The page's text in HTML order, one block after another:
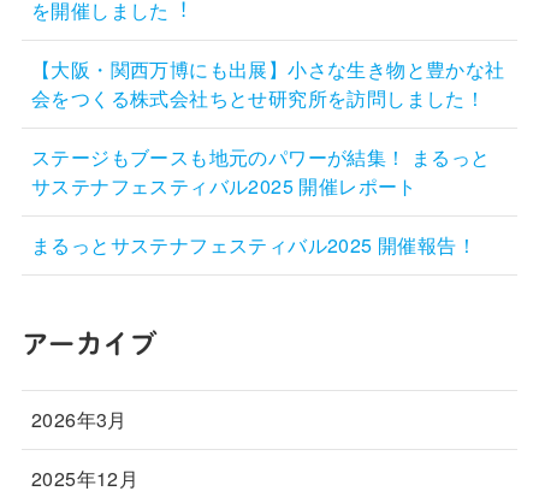
を開催しました︕
【大阪・関西万博にも出展】小さな生き物と豊かな社
会をつくる株式会社ちとせ研究所を訪問しました！
ステージもブースも地元のパワーが結集！ まるっと
サステナフェスティバル2025 開催レポート
まるっとサステナフェスティバル2025 開催報告！
アーカイブ
2026年3月
2025年12月